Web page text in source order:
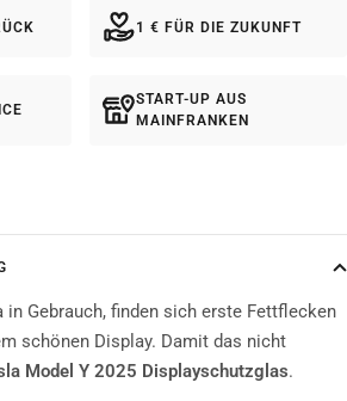
1 € FÜR DIE ZUKUNFT
START-UP AUS
MAINFRANKEN
in Gebrauch, finden sich erste Fettflecken
schönen Display. Damit das nicht
Model Y 2025 Displayschutzglas.